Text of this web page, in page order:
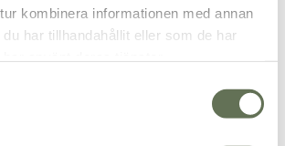
kombinera informationen med annan
har tillhandahållit eller som de har
Mil-Tec Bältesväska
Pouch Security Svart